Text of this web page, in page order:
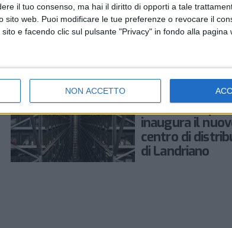
il tuo consenso, ma hai il diritto di opporti a tale
sito web. Puoi modificare le tue preferenze o revocare il
e facendo clic sul pulsante "Privacy" in fondo alla pagina
NON ACCETTO
diverse
collettivo
Nuovo sviluppo
firmato Segro
Bologna
Yoox Net-a-
inaugura il
centro di
di Landriano
NOTIZIE E INTERVISTE
21 SETTEMBRE 2021